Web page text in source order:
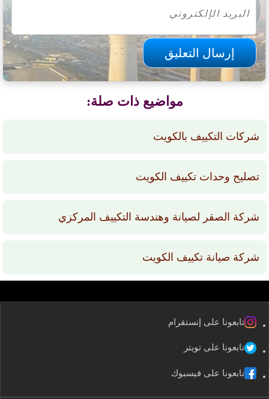
مواضيع ذات صلة:
شركات التكييف بالكويت
تصليح وحدات تكييف الكويت
شركة الصقر لصيانة وهندسة التكييف المركزي
شركة صيانة تكييف الكويت
تابعونا على إنستقرام
تابعونا على تويتر
تابعونا على فيسبوك